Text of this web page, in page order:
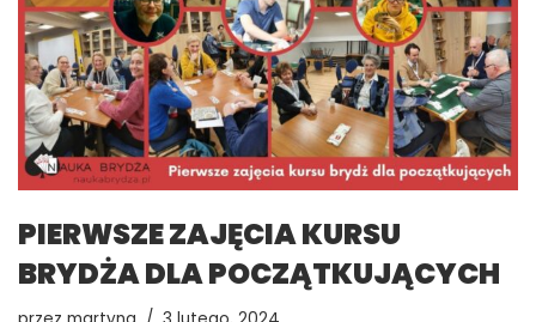
PIERWSZE ZAJĘCIA KURSU
BRYDŻA DLA POCZĄTKUJĄCYCH